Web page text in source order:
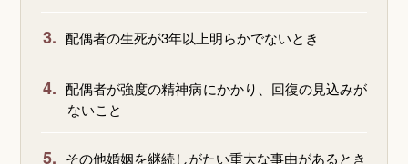
3. 配偶者の生死が3年以上明らかでないとき
4. 配偶者が強度の精神病にかかり、回復の見込みが
ないこと
5. その他婚姻を継続しがたい重大な事由があるとき